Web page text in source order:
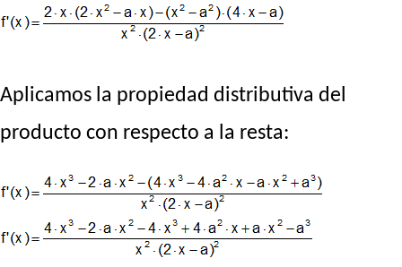
Aplicamos la propiedad distributiva del
producto con respecto a la resta: